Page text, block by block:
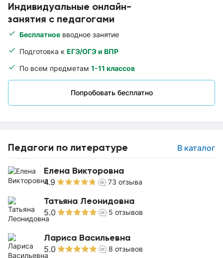
Индивидуальные онлайн-
занятия с педагогами
Бесплатное вводное занятие
Подготовка к ЕГЭ/ОГЭ и ВПР
По всем предметам 1-11 классов
Попробовать бесплатно
Педагоги по литературе В каталог
Елена Викторовна
4.9 73 отзыва
Татьяна Леонидовна
5.0 5 отзывов
Лариса Васильевна
5.0 8 отзывов